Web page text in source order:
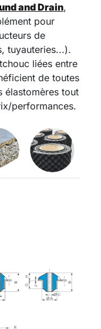
and Drain,
pour
de
tuyauteries...).
liées entre
de toutes
élastomères tout
performances.